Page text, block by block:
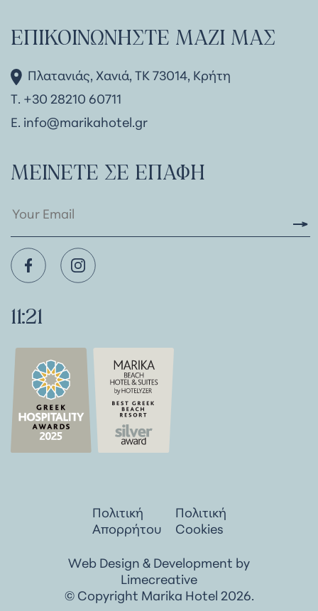
ΕΠΙΚΟΙΝΩΝΉΣΤΕ ΜΑΖΊ ΜΑΣ
Πλατανιάς, Χανιά, ΤΚ 73014, Κρήτη
Τ. +30 28210 60711
Ε. info@marikahotel.gr
ΜΕΊΝΕΤΕ ΣΕ ΕΠΑΦΉ
11:21
© Copyright Marika Hotel 2026.
Πολιτική
Απορρήτου
Πολιτική
Cookies
Web Design & Development by
Limecreative